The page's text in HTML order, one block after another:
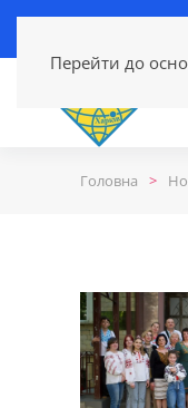
Перейти до
Головна